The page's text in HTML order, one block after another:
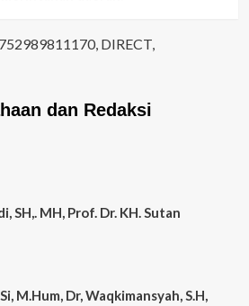
DIRECT,
dan Redaksi
, SH,. MH, Prof. Dr. KH. Sutan
M.Hum, Dr, Waqkimansyah, S.H,